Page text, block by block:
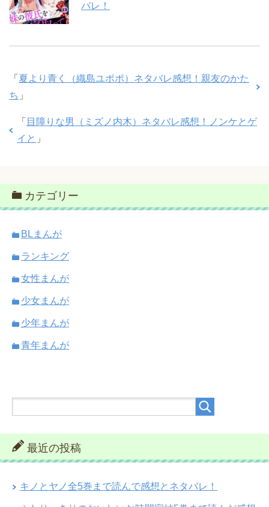
バレ！
「 夏より青く（織島ユポポ）ネタバレ感想！親友のかた
ち 」
「 目障りな男（ミズノ内木）ネタバレ感想！ノンケとゲ
イと 」
カテゴリー
BLまんが
ランキング
女性まんが
少女まんが
少年まんが
青年まんが
最近の投稿
キノとヤノ全5巻まで読んで感想とネタバレ！